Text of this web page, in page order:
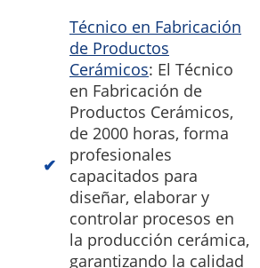
Técnico en Fabricación
de Productos
Cerámicos: El Técnico
en Fabricación de
Productos Cerámicos,
de 2000 horas, forma
profesionales
capacitados para
diseñar, elaborar y
controlar procesos en
la producción cerámica,
garantizando la calidad